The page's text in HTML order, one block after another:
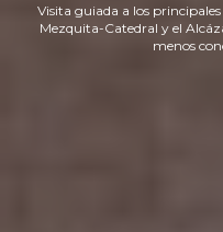
Visita guiada a los
Mezquita-Catedral y el
menos